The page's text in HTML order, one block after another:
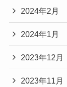
2024年2月
2024年1月
2023年12月
2023年11月